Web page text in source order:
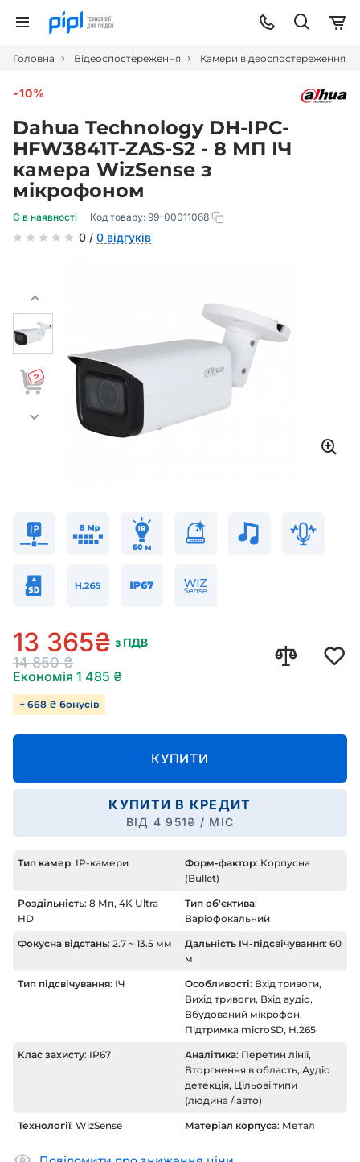
Головна Відеоспостереження Камери відеоспостереження
-10%
Dahua Technology DH-IPC-
HFW3841T-ZAS-S2 - 8 МП ІЧ
камера WizSense з
мікрофоном
Є в наявності Код товару: 99-00011068
0 / 0 відгуків
14 850₴
Економія 1 485 ₴
13 365₴ з ПДВ
+ 668 ₴ бонусів
КУПИТИ
КУПИТИ В КРЕДИТ
ВІД 4 951₴ / МІС
Тип камер: IP-камери Форм-фактор: Корпусна
(Bullet)
Роздільність: 8 Мп, 4K Ultra
HD
Тип об'єктива:
Варіофокальний
Фокусна відстань: 2.7 ~ 13.5 мм Дальність ІЧ-підсвічування: 60
м
Тип підсвічування: ІЧ Особливості: Вхід тривоги,
Вихід тривоги, Вхід аудіо,
Вбудований мікрофон,
Підтримка microSD, H.265
Клас захисту: IP67 Аналітика: Перетин лінії,
Вторгнення в область, Аудіо
детекція, Цільові типи
(людина / авто)
Технології: WizSense Матеріал корпуса: Метал